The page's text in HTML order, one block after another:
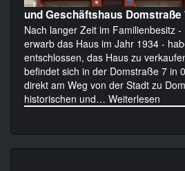
und Geschäftshaus
Nach langer Zeit im Familienbesitz
erwarb das Haus im Jahr 1934 -
entschlossen, das Haus zu
befindet sich in der Domstraße 7 in
direkt am Weg von der Stadt zu
historischen und… Weiterlesen